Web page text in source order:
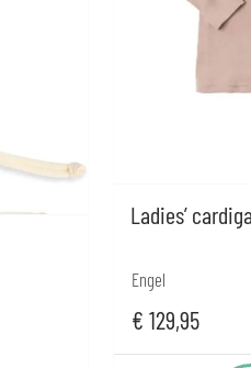
Ladies’
Engel
€ 129,95